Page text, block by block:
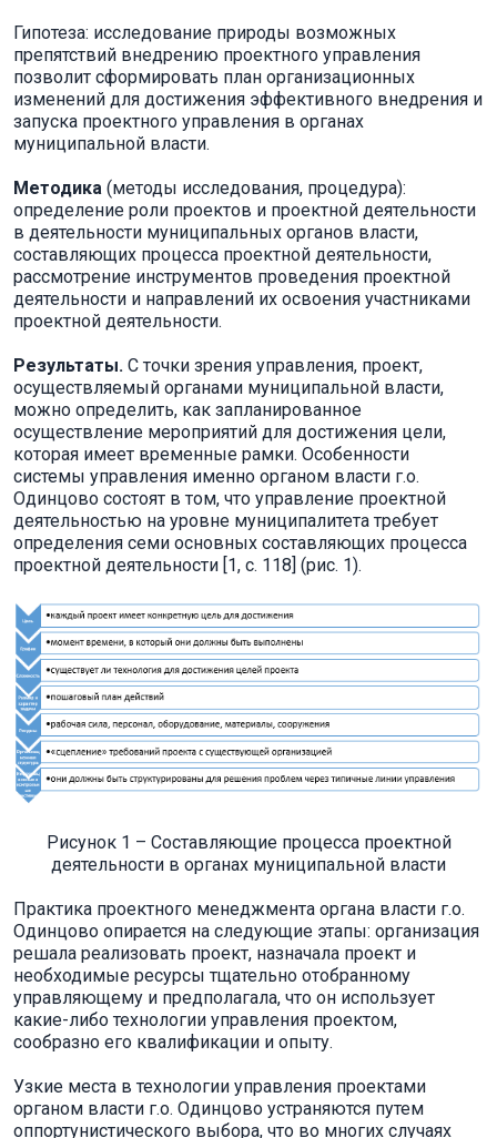
Гипотеза: исследование природы возможных
препятствий внедрению проектного управления
позволит сформировать план организационных
изменений для достижения эффективного внедрения и
запуска проектного управления в органах
муниципальной власти.
Методика (методы исследования, процедура):
определение роли проектов и проектной деятельности
в деятельности муниципальных органов власти,
составляющих процесса проектной деятельности,
рассмотрение инструментов проведения проектной
деятельности и направлений их освоения участниками
проектной деятельности.
Результаты. С точки зрения управления, проект,
осуществляемый органами муниципальной власти,
можно определить, как запланированное
осуществление мероприятий для достижения цели,
которая имеет временные рамки. Особенности
системы управления именно органом власти г.о.
Одинцово состоят в том, что управление проектной
деятельностью на уровне муниципалитета требует
определения семи основных составляющих процесса
проектной деятельности [1, c. 118] (рис. 1).
Рисунок 1 – Составляющие процесса проектной
деятельности в органах муниципальной власти
Практика проектного менеджмента органа власти г.о.
Одинцово опирается на следующие этапы: организация
решала реализовать проект, назначала проект и
необходимые ресурсы тщательно отобранному
управляющему и предполагала, что он использует
какие-либо технологии управления проектом,
сообразно его квалификации и опыту.
Узкие места в технологии управления проектами
органом власти г.о. Одинцово устраняются путем
оппортунистического выбора, что во многих случаях